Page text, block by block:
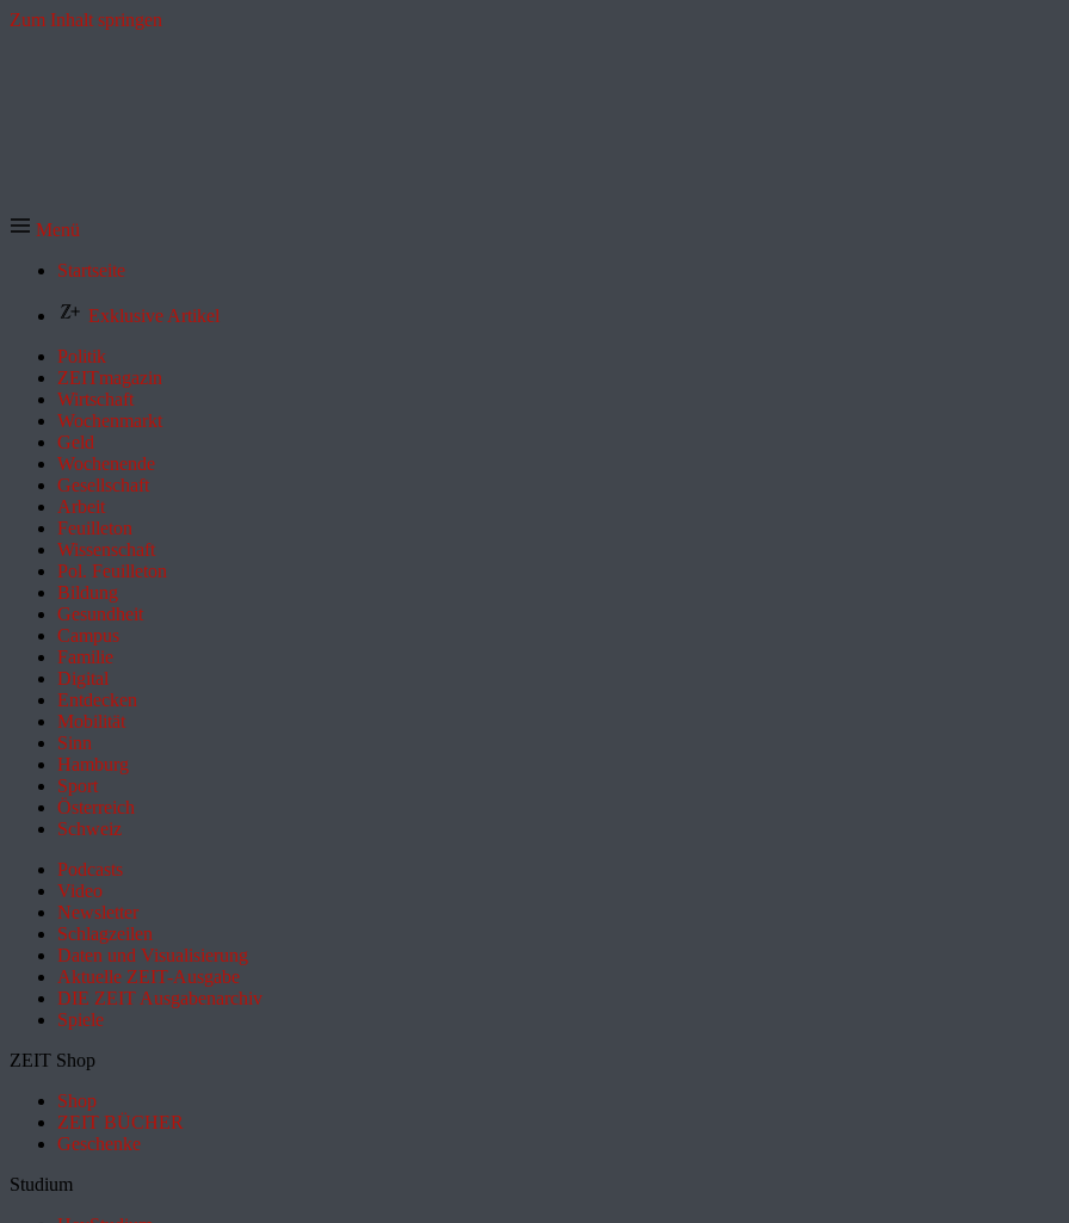
Zum Inhalt springen
Menü
Startseite
Exklusive Artikel
Politik
ZEITmagazin
Wirtschaft
Wochenmarkt
Geld
Wochenende
Gesellschaft
Arbeit
Feuilleton
Wissenschaft
Pol. Feuilleton
Bildung
Gesundheit
Campus
Familie
Digital
Entdecken
Mobilität
Sinn
Hamburg
Sport
Österreich
Schweiz
Podcasts
Video
Newsletter
Schlagzeilen
Daten und Visualisierung
Aktuelle ZEIT-Ausgabe
DIE ZEIT Ausgabenarchiv
Spiele
ZEIT Shop
Shop
ZEIT BÜCHER
Geschenke
Studium